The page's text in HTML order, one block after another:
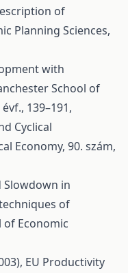
of
Planning Sciences,
with
School of
139–191,
Cyclical
Economy, 90. szám,
Slowdown in
of
of Economic
EU Productivity